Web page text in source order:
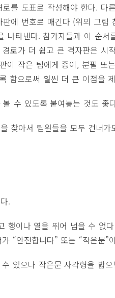
를 도표로 작성해야 한다. 다
에 번호로 매긴다 (위의 그림
나타낸다. 참가자들과 이 순
로가 더 쉽고 큰 격자판은 시
이 작은 팀에게 종이, 분필 또
함으로써 훨씬 더 큰 이점을
수 있도록 붙여놓는 것도 좋
찾아서 팀원들을 모두 건너가
.
행이나 열을 뛰어 넘을 수 없
“안전합니다” 또는 “작은문”
있으나 작은문 사각형을 밟